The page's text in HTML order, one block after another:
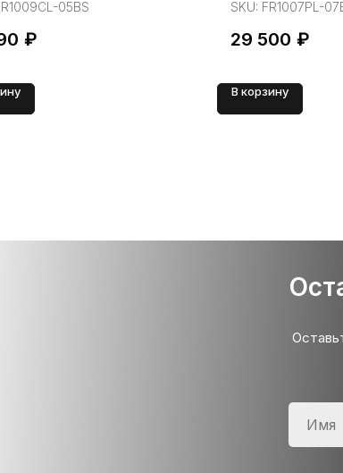
05BS
₽
SKU: FR1007PL-
29 500 ₽
В корзину